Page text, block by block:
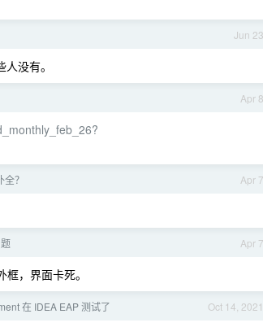
Jun 23
没有。
Apr 8
Apr 7
？
Apr 7
，界面卡死。
Oct 14, 2021
在 IDEA EAP 测试了